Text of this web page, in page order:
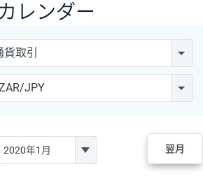
カレンダー
取引
JPY
翌月